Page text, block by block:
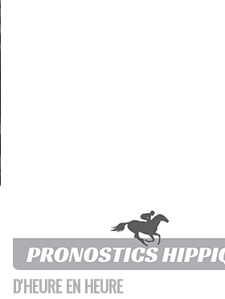
D'HEURE EN HEURE